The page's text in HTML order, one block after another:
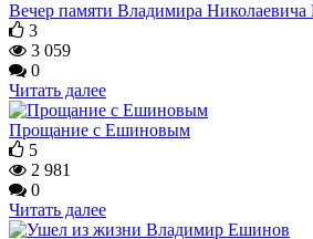
Вечер памяти Владимира
3
3 059
0
Читать далее
Прощание с Ешиновым
5
2 981
0
Читать далее